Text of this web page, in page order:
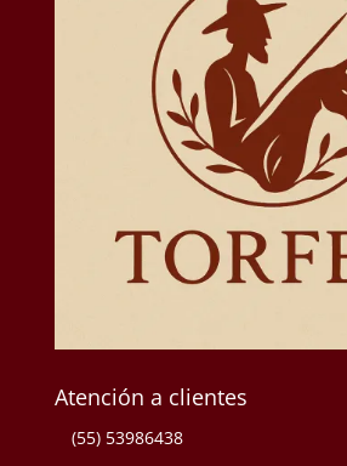
Atención a clientes
(55) 53986438